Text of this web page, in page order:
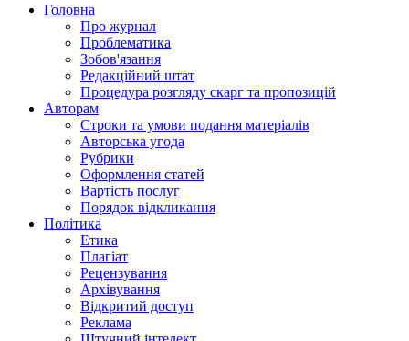
Головна
Про журнал
Проблематика
Зобов'язання
Редакційний штат
Процедура розгляду скарг та пропозицій
Авторам
Строки та умови подання матеріалів
Авторська угода
Рубрики
Оформлення статей
Вартість послуг
Порядок відкликання
Політика
Етика
Плагіат
Рецензування
Архівування
Відкритий доступ
Реклама